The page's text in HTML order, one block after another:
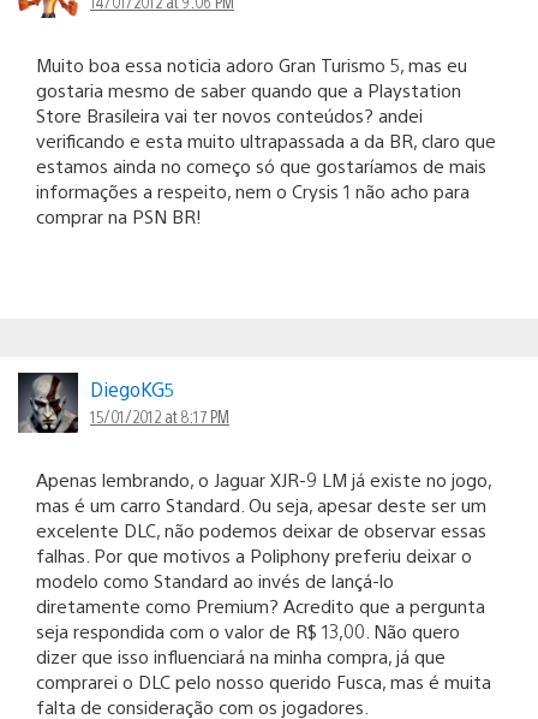
Muito boa essa noticia adoro Gran Turismo 5, mas eu
gostaria mesmo de saber quando que a Playstation
Store Brasileira vai ter novos conteúdos? andei
verificando e esta muito ultrapassada a da BR, claro que
estamos ainda no começo só que gostaríamos de mais
informações a respeito, nem o Crysis 1 não acho para
comprar na PSN BR!
DiegoKG5
15/01/2012 at 8:17 PM
Apenas lembrando, o Jaguar XJR-9 LM já existe no jogo,
mas é um carro Standard. Ou seja, apesar deste ser um
excelente DLC, não podemos deixar de observar essas
falhas. Por que motivos a Poliphony preferiu deixar o
modelo como Standard ao invés de lançá-lo
diretamente como Premium? Acredito que a pergunta
seja respondida com o valor de R$ 13,00. Não quero
dizer que isso influenciará na minha compra, já que
comprarei o DLC pelo nosso querido Fusca, mas é muita
falta de consideração com os jogadores.